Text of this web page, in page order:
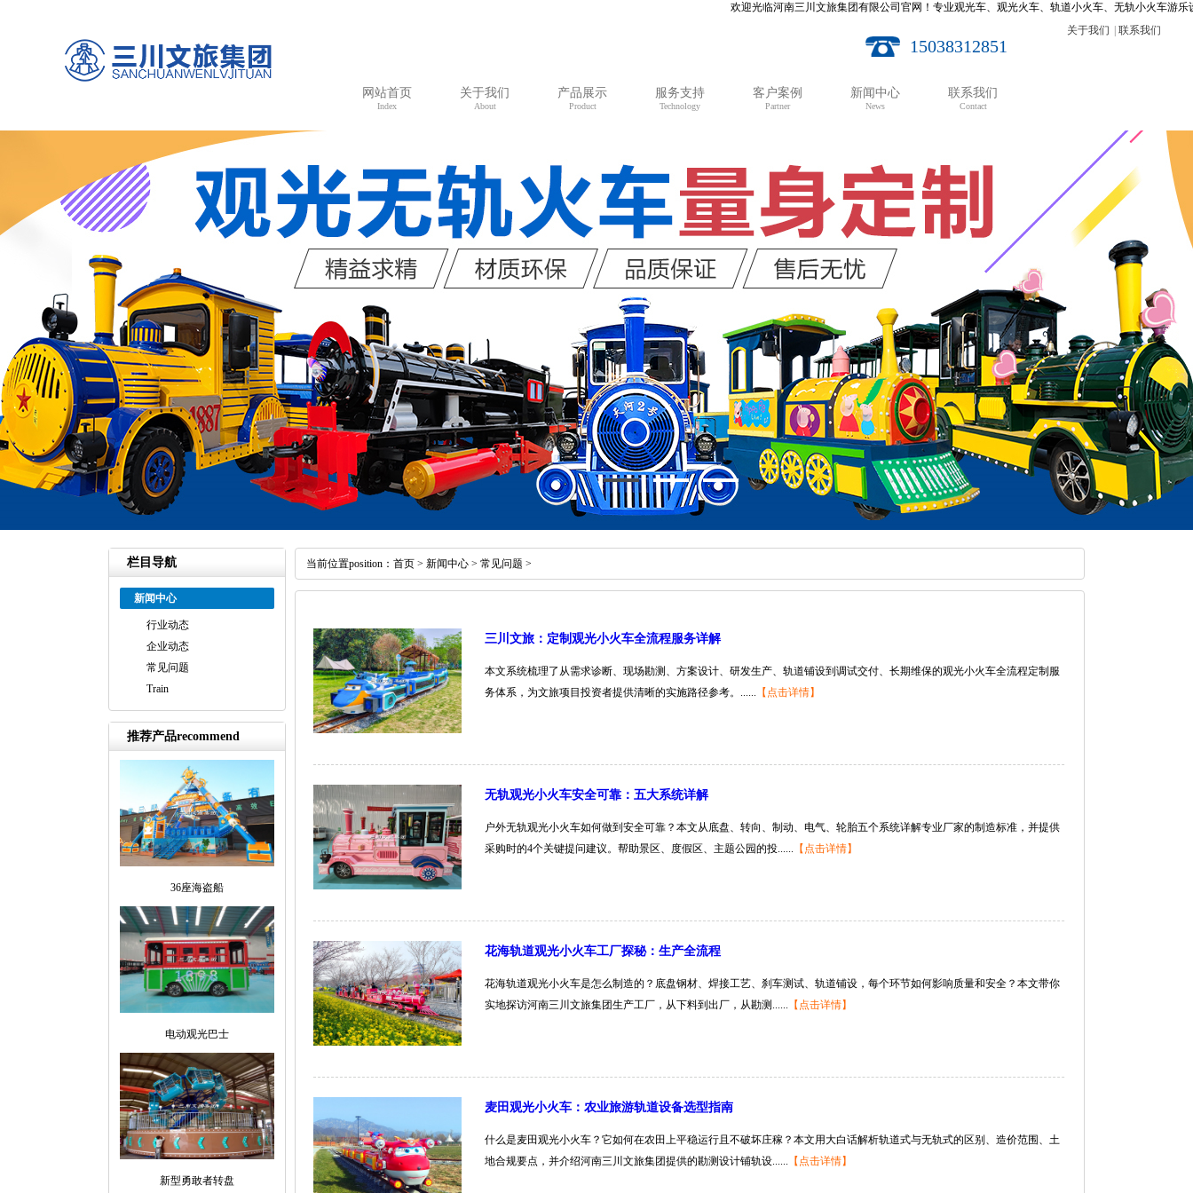
欢迎光临河南三川文旅集团有限公司官网！专业观光车、观光火车、轨道小火车、无轨小火车游乐设备生产
关于我们
联系我们
15038312851
网站首页
Index
关于我们
About
产品展示
Product
服务支持
Technology
客户案例
Partner
新闻中心
News
联系我们
Contact
栏目导航
新闻中心
行业动态
企业动态
常见问题
Train
推荐产品recommend
36座海盗船
电动观光巴士
新型勇敢者转盘
当前位置position： 首页 > 新闻中心 > 常见问题 >
三川文旅：定制观光小火车全流程服务详解
本文系统梳理了从需求诊断、现场勘测、方案设计、研发生产、轨道铺设到调试交付、长期维保的观光小火车全流程定制服
务体系，为文旅项目投资者提供清晰的实施路径参考。...... 【点击详情】
无轨观光小火车安全可靠：五大系统详解
户外无轨观光小火车如何做到安全可靠？本文从底盘、转向、制动、电气、轮胎五个系统详解专业厂家的制造标准，并提供
采购时的4个关键提问建议。帮助景区、度假区、主题公园的投...... 【点击详情】
花海轨道观光小火车工厂探秘：生产全流程
花海轨道观光小火车是怎么制造的？底盘钢材、焊接工艺、刹车测试、轨道铺设，每个环节如何影响质量和安全？本文带你
实地探访河南三川文旅集团生产工厂，从下料到出厂，从勘测...... 【点击详情】
麦田观光小火车：农业旅游轨道设备选型指南
什么是麦田观光小火车？它如何在农田上平稳运行且不破坏庄稼？本文用大白话解析轨道式与无轨式的区别、造价范围、土
地合规要点，并介绍河南三川文旅集团提供的勘测设计铺轨设...... 【点击详情】